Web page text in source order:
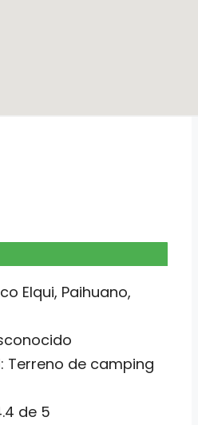
Elqui, Paihuano,
: Terreno de camping
de 5